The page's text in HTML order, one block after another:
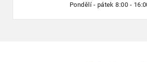
Pondělí - pátek 8:00 -